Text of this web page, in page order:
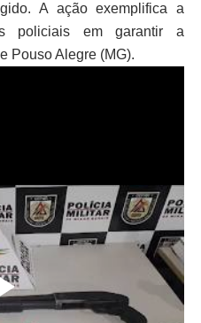
A ação exemplifica a
policiais em garantir a
Pouso Alegre (MG).